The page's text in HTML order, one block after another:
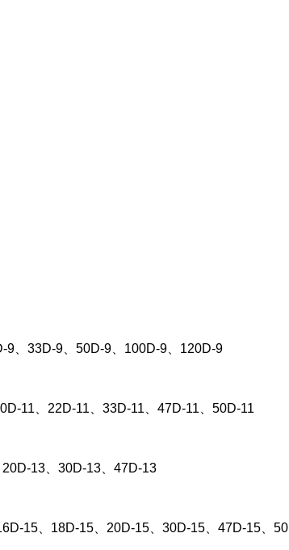
9、33D-9、50D-9、100D-9、120D-9
11、22D-11、33D-11、47D-11、50D-11
13、30D-13、47D-13
15、18D-15、20D-15、30D-15、47D-15、